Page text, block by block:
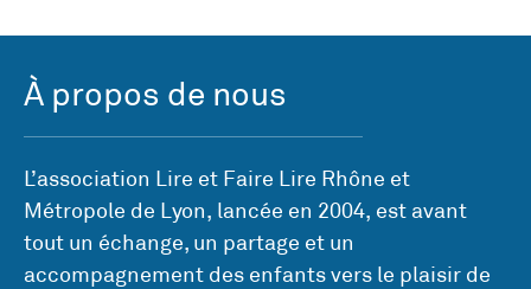
À propos de nous
L’association Lire et Faire Lire Rhône et
Métropole de Lyon, lancée en 2004, est avant
tout un échange, un partage et un
accompagnement des enfants vers le plaisir de